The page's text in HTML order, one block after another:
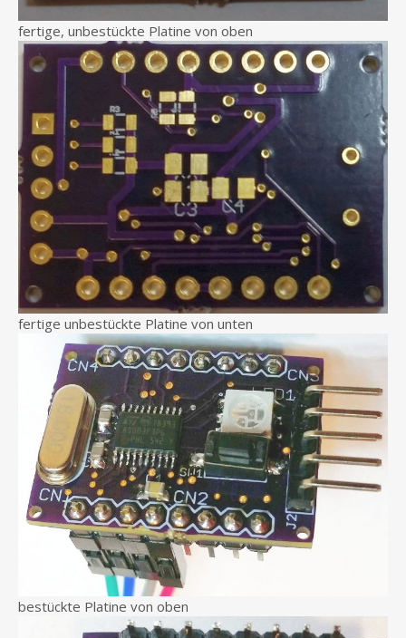
fertige, unbestückte Platine von oben
fertige unbestückte Platine von unten
bestückte Platine von oben